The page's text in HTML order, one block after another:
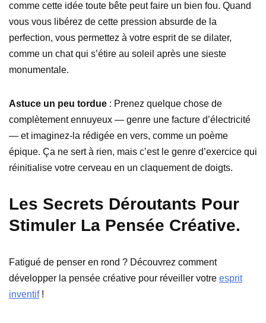
comme cette idée toute bête peut faire un bien fou. Quand
vous vous libérez de cette pression absurde de la
perfection, vous permettez à votre esprit de se dilater,
comme un chat qui s’étire au soleil après une sieste
monumentale.
Astuce un peu tordue : Prenez quelque chose de
complètement ennuyeux — genre une facture d’électricité
— et imaginez-la rédigée en vers, comme un poème
épique. Ça ne sert à rien, mais c’est le genre d’exercice qui
réinitialise votre cerveau en un claquement de doigts.
Les Secrets Déroutants Pour
Stimuler La Pensée Créative.
Fatigué de penser en rond ? Découvrez comment
développer la pensée créative pour réveiller votre esprit
inventif!